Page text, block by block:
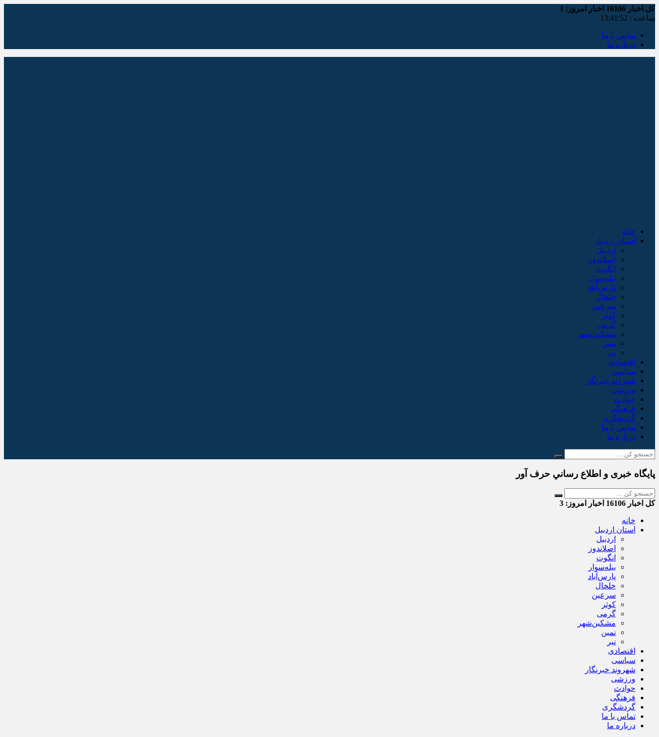
کل اخبار اخبار امروز: 3
ساعت : 13:41:53
تماس با ما
درباره ما
خانه
استان اردبیل
اردبیل
اصلاندوز
انگوت
بیله‌سوار
پارس‌آباد
خلخال
سرعین
کوثر
گرمی
مشکین‌شهر
نمین
نیر
اقتصادی
سیاسی
شهروند خبرنگار
ورزشی
حوادث
فرهنگی
گردشگری
تماس با ما
درباره ما
پایگاه خبری و اطلاع رساني حرف آور
کل اخبار اخبار امروز: 3
خانه
استان اردبیل
اردبیل
اصلاندوز
انگوت
بیله‌سوار
پارس‌آباد
خلخال
سرعین
کوثر
گرمی
مشکین‌شهر
نمین
نیر
اقتصادی
سیاسی
شهروند خبرنگار
ورزشی
حوادث
فرهنگی
گردشگری
تماس با ما
درباره ما